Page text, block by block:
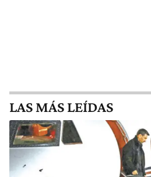
LAS MÁS LEÍDAS